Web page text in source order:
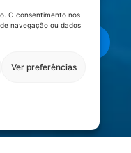
O consentimento nos
navegação ou dados
Ver preferências